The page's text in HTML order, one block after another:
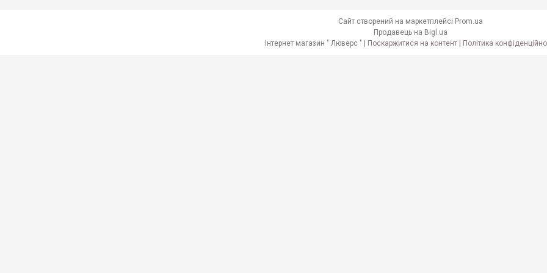
Сайт створений на маркетплейсі Prom.ua
Продавець на Bigl.ua
Інтернет магазин " Люверс " | Поскаржитися на контент | Політика